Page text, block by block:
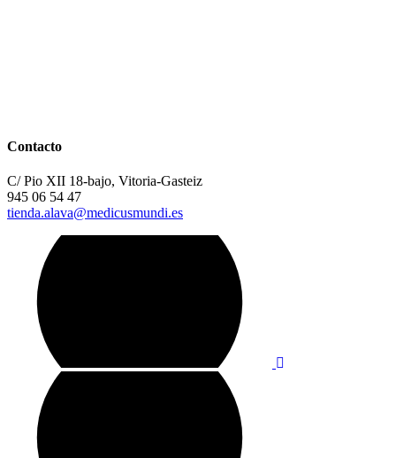
Contacto
C/ Pio XII 18-bajo, Vitoria-Gasteiz
945 06 54 47
tienda.alava@medicusmundi.es